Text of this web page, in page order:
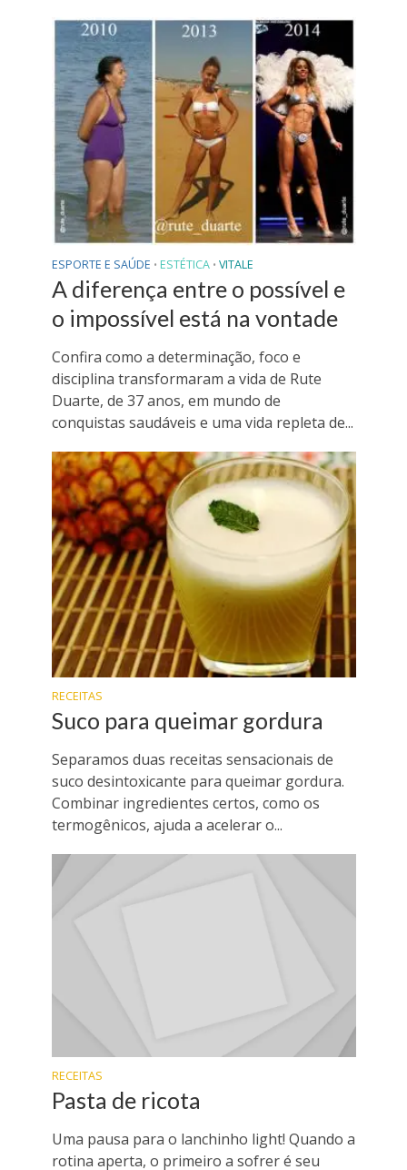
ESPORTE E SAÚDE • ESTÉTICA • VITALE
A diferença entre o possível e
o impossível está na vontade
Confira como a determinação, foco e
disciplina transformaram a vida de Rute
Duarte, de 37 anos, em mundo de
conquistas saudáveis e uma vida repleta de...
RECEITAS
Suco para queimar gordura
Separamos duas receitas sensacionais de
suco desintoxicante para queimar gordura.
Combinar ingredientes certos, como os
termogênicos, ajuda a acelerar o...
RECEITAS
Pasta de ricota
Uma pausa para o lanchinho light! Quando a
rotina aperta, o primeiro a sofrer é seu